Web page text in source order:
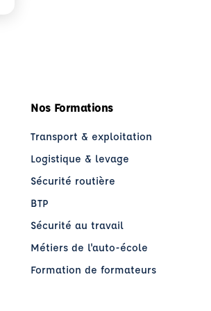
en bénéficier ?
avec le permis C et comment
Nos Formations
Transport & exploitation
Logistique & levage
Sécurité routière
BTP
Sécurité au travail
Métiers de l'auto-école
Formation de formateurs